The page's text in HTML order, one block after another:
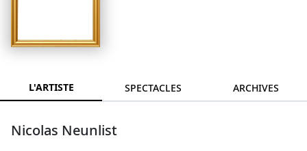
L'ARTISTE SPECTACLES ARCHIVES
Nicolas Neunlist